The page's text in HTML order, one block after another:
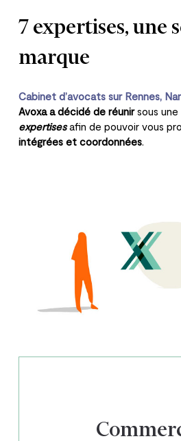
7 expertises, une
marque
Cabinet d’avocats sur Rennes,
Avoxa a décidé de réunirsous une
expertisesafin de pouvoir vous
intégrées et coordonnées.